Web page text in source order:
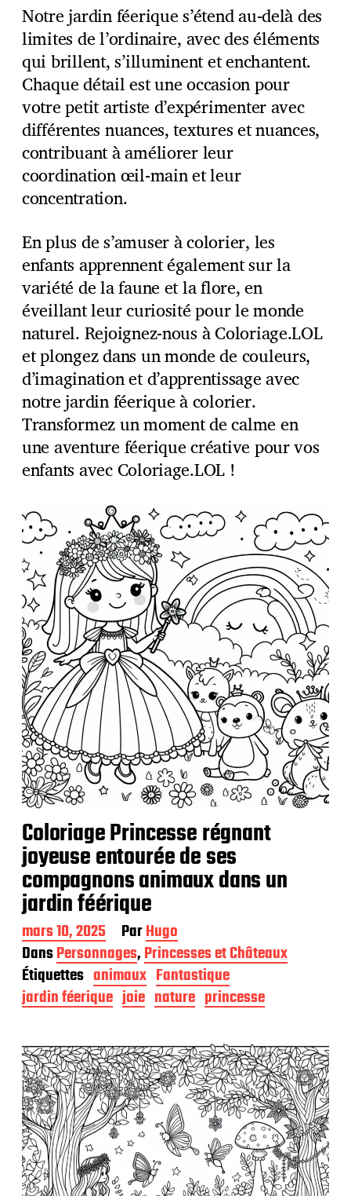
Notre jardin féerique s’étend au-delà des
limites de l’ordinaire, avec des éléments
qui brillent, s’illuminent et enchantent.
Chaque détail est une occasion pour
votre petit artiste d’expérimenter avec
différentes nuances, textures et nuances,
contribuant à améliorer leur
coordination œil-main et leur
concentration.
En plus de s’amuser à colorier, les
enfants apprennent également sur la
variété de la faune et la flore, en
éveillant leur curiosité pour le monde
naturel. Rejoignez-nous à Coloriage.LOL
et plongez dans un monde de couleurs,
d’imagination et d’apprentissage avec
notre jardin féerique à colorier.
Transformez un moment de calme en
une aventure féerique créative pour vos
enfants avec Coloriage.LOL !
Coloriage Princesse régnant
joyeuse entourée de ses
compagnons animaux dans un
jardin féérique
D
a
t
e
d
e
u
b
l
i
c
a
t
i
o
n
mars 10, 2025 ParHugo
DansPersonnages,Princesses et Châteaux
Étiquettes animaux Fantastique
jardin féerique joie nature princesse